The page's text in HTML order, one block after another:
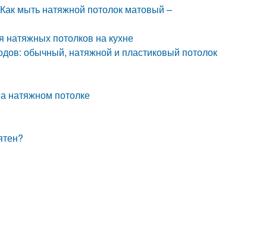
мыть натяжной потолок матовый –
натяжных потолков на кухне
обычный, натяжной и пластиковый потолок
натяжном потолке